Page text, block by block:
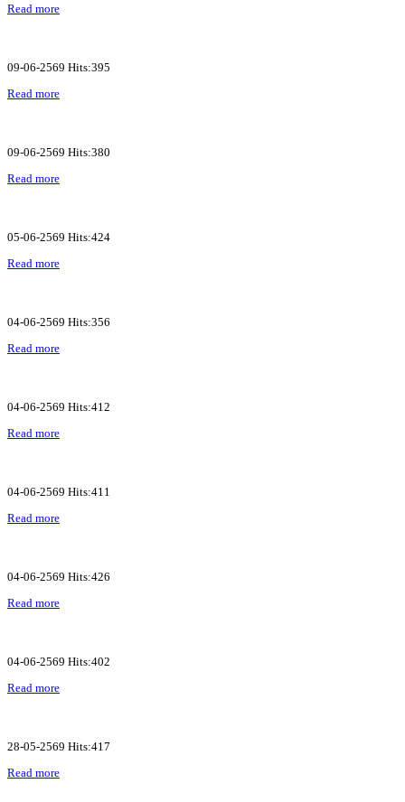
Read more
09-06-2569 Hits:395
Read more
09-06-2569 Hits:380
Read more
05-06-2569 Hits:424
Read more
04-06-2569 Hits:356
Read more
04-06-2569 Hits:412
Read more
04-06-2569 Hits:411
Read more
04-06-2569 Hits:426
Read more
04-06-2569 Hits:402
Read more
28-05-2569 Hits:417
Read more